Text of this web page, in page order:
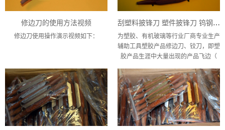
修边刀的使用方法视频
修边刀使用操作演示视频如下：
刮塑料披锋刀 塑件披锋刀 钨钢披锋刀
为塑胶、有机玻璃等行业厂商专业生产
辅助工具塑胶产品修边刀、铰刀，即塑
胶产品生涯中大量出现的产品飞边（